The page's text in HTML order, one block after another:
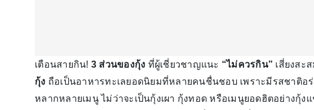
เตือนสายกิน! 3 ส่วนของกุ้ง ที่ผู้เชี่ยวชาญแนะ “ไม่ควรกิน” เสี่ยงสะ
กุ้ง ถือเป็นอาหารทะเลยอดนิยมที่หลายคนชื่นชอบ เพราะมีรสชาติอ
หลากหลายเมนู ไม่ว่าจะเป็นกุ้งเผา กุ้งทอด หรือเมนูยอดฮิตอย่างกุ้